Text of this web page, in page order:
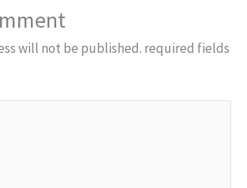
will not be published. required fields